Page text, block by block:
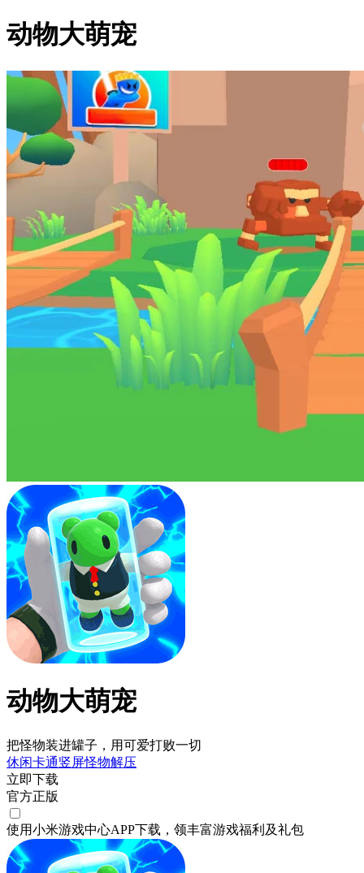
动物大萌宠
动物大萌宠
把怪物装进罐子，用可爱打败一切
休闲卡通竖屏怪物解压
立即下载
官方正版
使用小米游戏中心APP下载 ，领丰富游戏福利 及礼包